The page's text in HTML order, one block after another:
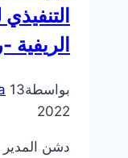
بواسطة13 أبريل، 2021
2022
دشن المدير